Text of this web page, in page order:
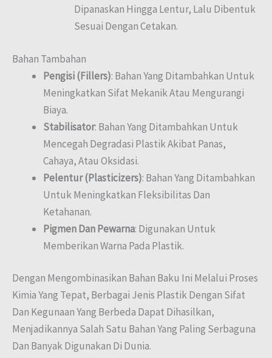
Dipanaskan Hingga Lentur, Lalu Dibentuk
Sesuai Dengan Cetakan.
Bahan Tambahan
Pengisi (Fillers): Bahan Yang Ditambahkan Untuk
Meningkatkan Sifat Mekanik Atau Mengurangi
Biaya.
Stabilisator: Bahan Yang Ditambahkan Untuk
Mencegah Degradasi Plastik Akibat Panas,
Cahaya, Atau Oksidasi.
Pelentur (Plasticizers): Bahan Yang Ditambahkan
Untuk Meningkatkan Fleksibilitas Dan
Ketahanan.
Pigmen Dan Pewarna: Digunakan Untuk
Memberikan Warna Pada Plastik.
Dengan Mengombinasikan Bahan Baku Ini Melalui Proses
Kimia Yang Tepat, Berbagai Jenis Plastik Dengan Sifat
Dan Kegunaan Yang Berbeda Dapat Dihasilkan,
Menjadikannya Salah Satu Bahan Yang Paling Serbaguna
Dan Banyak Digunakan Di Dunia.